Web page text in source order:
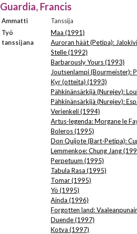
Guardia, Francis
Ammatti
Tanssija
Työ
tanssijana
Maa (1991)
Auroran häät (Petipa):
Stelle (1992)
Barbarously Yours (1993)
Joutsenlampi (Bourmeister):
Kyr (otteita) (1993)
Pähkinänsärkijä (Nurejev):
Pähkinänsärkijä (Nurejev):
Verienkeli (1994)
Artus-legenda: Morgane le
Boleros (1995)
Don Quijote (Bart-Petipa):
Lemmenkoe: Chung Jang
Perpetuum (1995)
Tabula Rasa (1995)
Tomar (1995)
Yö (1995)
Ainda (1996)
Forgotten land:
Duende (1997)
Kotva (1997)